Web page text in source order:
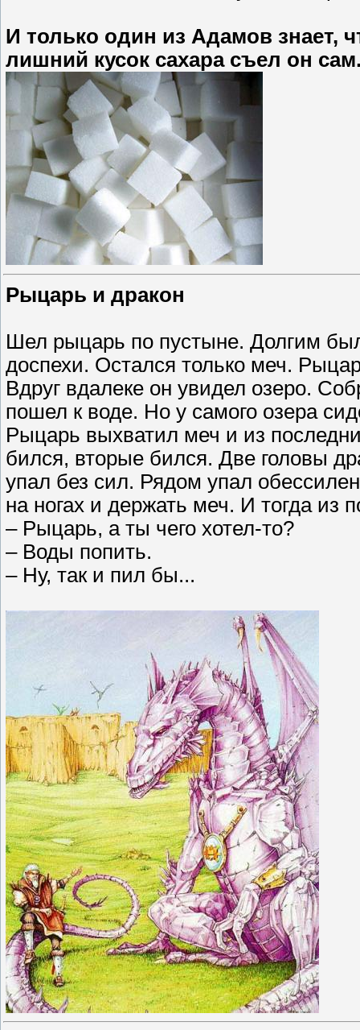
И только один из Адамов знает,
лишний кусок сахара съел он
Рыцарь и дракон
Шел рыцарь по пустыне. Долгим
доспехи. Остался только меч.
Вдруг вдалеке он увидел озеро.
пошел к воде. Но у самого озера
Рыцарь выхватил меч и из
бился, вторые бился. Две головы
упал без сил. Рядом упал
на ногах и держать меч. И тогда из
– Рыцарь, а ты чего хотел-то?
– Воды попить.
– Ну, так и пил бы...